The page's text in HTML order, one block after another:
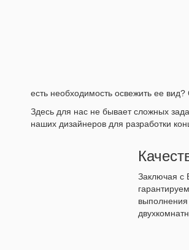
есть необходимость освежить ее
Здесь для нас не бывает сложных
наших дизайнеров для разработки
Заключая с